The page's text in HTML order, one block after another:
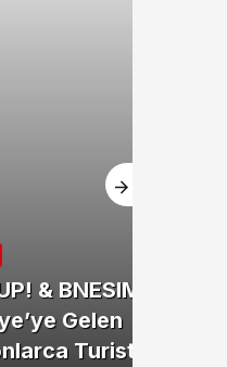
: